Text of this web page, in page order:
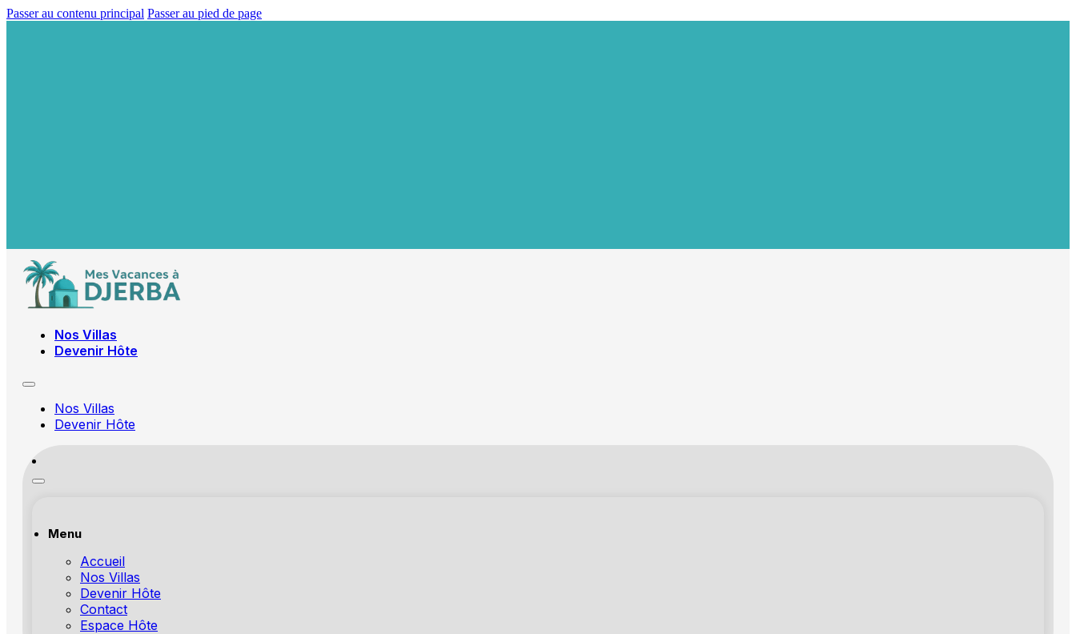
Passer au contenu principal Passer au pied de page
Nos Villas
Devenir Hôte
Nos Villas
Devenir Hôte
Menu
Accueil
Nos Villas
Devenir Hôte
Contact
Espace Hôte